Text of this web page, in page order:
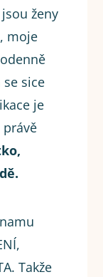
ženy
moje
se sice
je
Takže